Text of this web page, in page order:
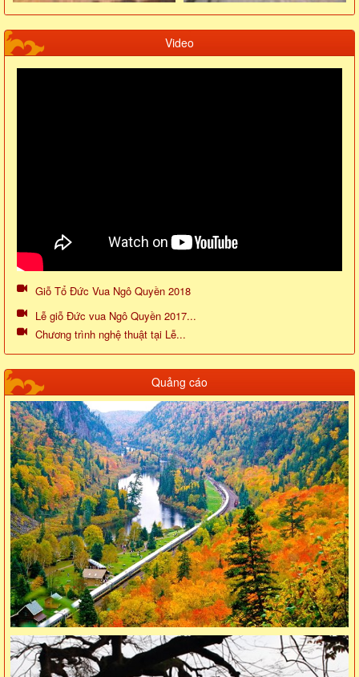
Video
Giỗ Tổ Đức Vua Ngô Quyền 2018
Lễ giỗ Đức vua Ngô Quyền 2017...
Chương trình nghệ thuật tại Lễ...
Quảng cáo